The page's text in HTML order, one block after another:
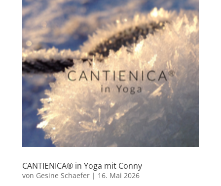
CANTIENICA® in Yoga mit Conny
von Gesine Schaefer| 16. Mai 2026